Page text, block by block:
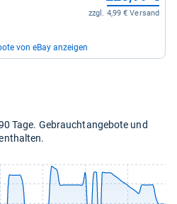
zzgl. 4,99 € Versand
von eBay anzeigen
Tage. Gebrauchtangebote und